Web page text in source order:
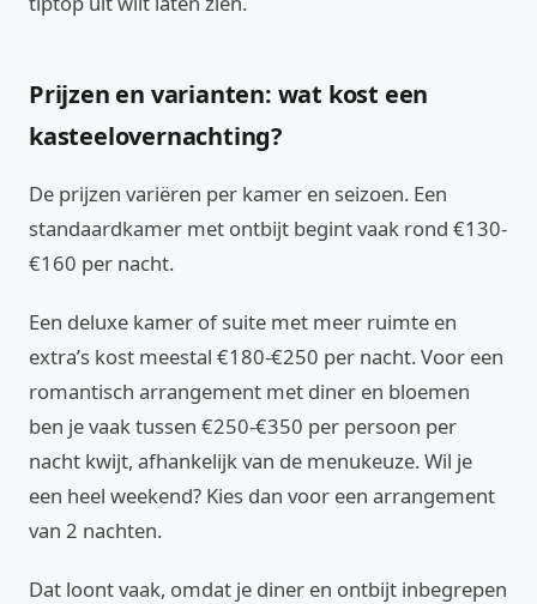
Prijzen en varianten: wat kost een
kasteelovernachting?
De prijzen variëren per kamer en seizoen. Een
standaardkamer met ontbijt begint vaak rond €130-
€160 per nacht.
Een deluxe kamer of suite met meer ruimte en
extra’s kost meestal €180-€250 per nacht. Voor een
romantisch arrangement met diner en bloemen
ben je vaak tussen €250-€350 per persoon per
nacht kwijt, afhankelijk van de menukeuze. Wil je
een heel weekend? Kies dan voor een arrangement
van 2 nachten.
Dat loont vaak, omdat je diner en ontbijt inbegrepen